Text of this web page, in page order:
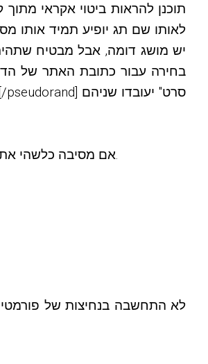
בחירה עבור כתובת האתר של
חיובי SMS, שנחשבו מיושנים לאורך זמן, הוסרו סופית מ-KVS. אם מסיבה כלשהי אתה עדיין משתמש בחלק מהפונקציונליות המיושנת הזו, אל תעדכן.